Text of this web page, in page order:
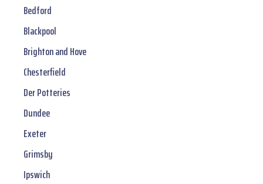
Bedford
Blackpool
Brighton and Hove
Chesterfield
Der Potteries
Dundee
Exeter
Grimsby
Ipswich